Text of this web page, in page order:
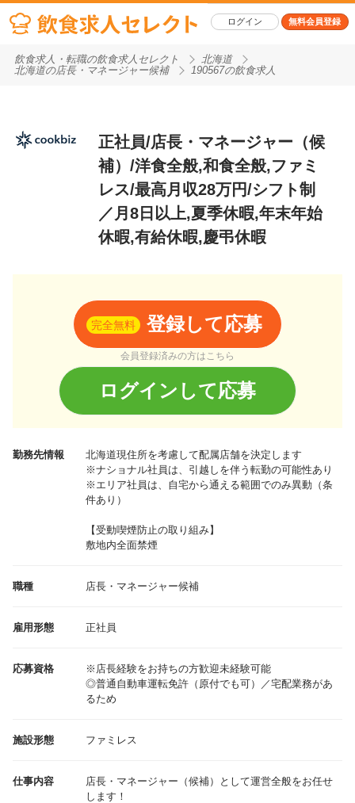
ログイン 無料会員登録
飲食求人・転職の飲食求人セレクト
北海道
北海道の店長・マネージャー候補
190567の飲食求人
正社員/店長・マネージャー（候
補）/洋食全般,和食全般,ファミ
レス/最高月収28万円/シフト制
／月8日以上,夏季休暇,年末年始
休暇,有給休暇,慶弔休暇
完全無料 登録して応募
会員登録済みの方はこちら
ログインして応募
勤務先情報 北海道現住所を考慮して配属店舗を決定します
※ナショナル社員は、引越しを伴う転勤の可能性あり
※エリア社員は、自宅から通える範囲でのみ異動（条
件あり）
【受動喫煙防止の取り組み】
敷地内全面禁煙
職種 店長・マネージャー候補
雇用形態 正社員
応募資格
※店長経験をお持ちの方歓迎未経験可能
◎普通自動車運転免許（原付でも可）／宅配業務があ
るため
施設形態 ファミレス
仕事内容
店長・マネージャー（候補）として運営全般をお任せ
します！